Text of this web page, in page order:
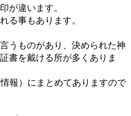
が違います。
る事もあります。
うものがあり、決められた神
書を戴ける所が多くありま
報）にまとめてありますので